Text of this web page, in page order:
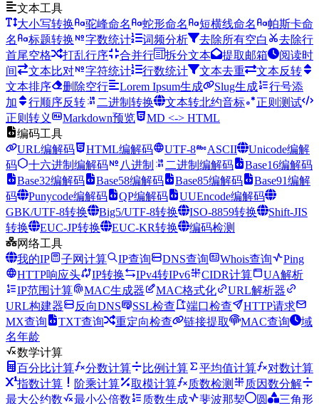
文本工具
大小写转换
驼峰命名 蛇形命名 短横线命名
帕斯卡命
名
标题转换 字数统计 词频分析 去除所有空白
去除行
首尾空格
打乱行序 合并行 拆分文本 提取邮箱
阅读时
间
文本比对 字符统计 行数统计 文本去重
文本反转
文本排序
删除空行 Lorem Ipsum生成 Slug生成
行号添
加
行顺序反转 二进制转换 文本转北约音标
正则测试
正则转义
Markdown预览
MD <-> HTML
编码工具
URL编解码
HTML编解码 UTF-8 ASCII
Unicode编解
码
十六进制编解码 八进制 二进制编解码
Base16编解码
Base32编解码
Base58编解码 Base85编解码
Base91编解
码
Punycode编解码 QP编解码
UUEncode编解码
GBK/UTF-8转换
Big5/UTF-8转换 ISO-8859转换
Shift-JIS
转换
EUC-JP转换 EUC-KR转换
编码检测
网络工具
我的IP
子网计算 IP查询 DNS查询 Whois查询
Ping
HTTP响应头
IP转换 IPv4转IPv6 CIDR计算
UA解析
IP范围计算
MAC生成器 MAC格式化
URL解析器
URL构建器
反向DNS SSL检查 端口检查
HTTP请求
MX查询
TXT查询 重定向检查 链接提取 MAC查询
域
名年龄
数学计算
百分比计算
分数计算 比例计算 平均值计算
对数计算
指数计算
阶乘计算 取模计算 质数检测
质因数分解
最大公约数
最小公倍数 质数生成 斐波那契 圆 三角形